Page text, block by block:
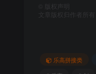
版权声明
文章版权归作者所
乐高拼接类